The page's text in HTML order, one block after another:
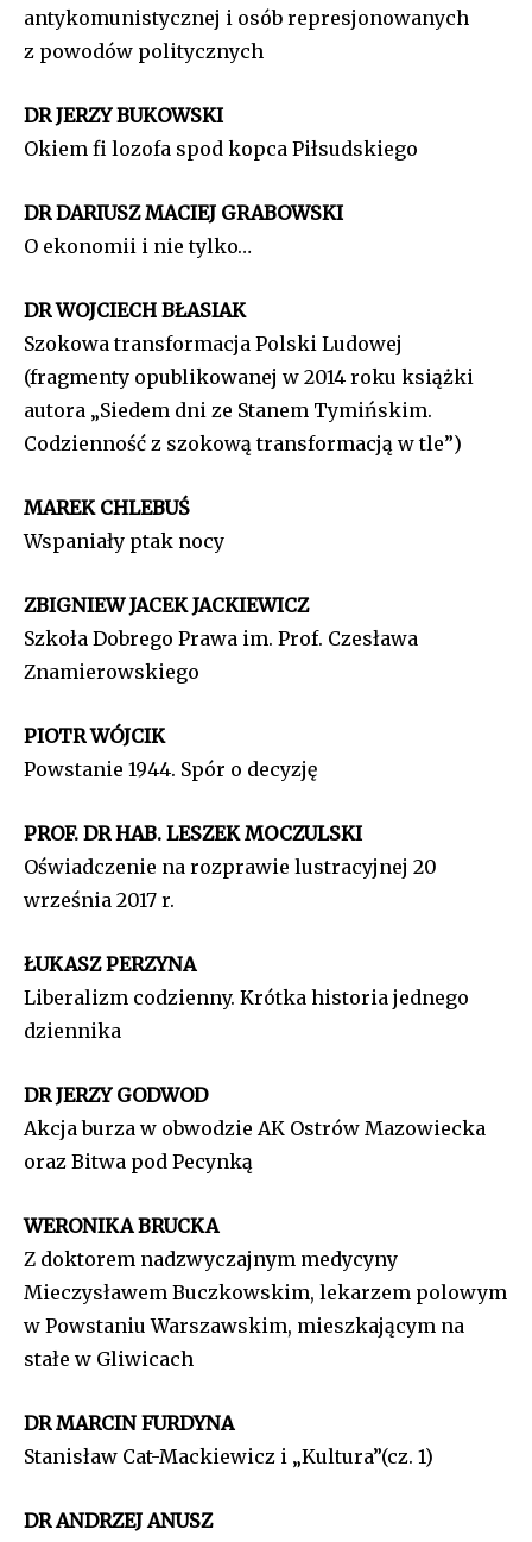
antykomunistycznej i osób represjonowanych
z powodów politycznych
DR JERZY BUKOWSKI
Okiem fi lozofa spod kopca Piłsudskiego
DR DARIUSZ MACIEJ GRABOWSKI
O ekonomii i nie tylko…
DR WOJCIECH BŁASIAK
Szokowa transformacja Polski Ludowej
(fragmenty opublikowanej w 2014 roku książki
autora „Siedem dni ze Stanem Tymińskim.
Codzienność z szokową transformacją w tle”)
MAREK CHLEBUŚ
Wspaniały ptak nocy
ZBIGNIEW JACEK JACKIEWICZ
Szkoła Dobrego Prawa im. Prof. Czesława
Znamierowskiego
PIOTR WÓJCIK
Powstanie 1944. Spór o decyzję
PROF. DR HAB. LESZEK MOCZULSKI
Oświadczenie na rozprawie lustracyjnej 20
września 2017 r.
ŁUKASZ PERZYNA
Liberalizm codzienny. Krótka historia jednego
dziennika
DR JERZY GODWOD
Akcja burza w obwodzie AK Ostrów Mazowiecka
oraz Bitwa pod Pecynką
WERONIKA BRUCKA
Z doktorem nadzwyczajnym medycyny
Mieczysławem Buczkowskim, lekarzem polowym
w Powstaniu Warszawskim, mieszkającym na
stałe w Gliwicach
DR MARCIN FURDYNA
Stanisław Cat-Mackiewicz i „Kultura”(cz. 1)
DR ANDRZEJ ANUSZ